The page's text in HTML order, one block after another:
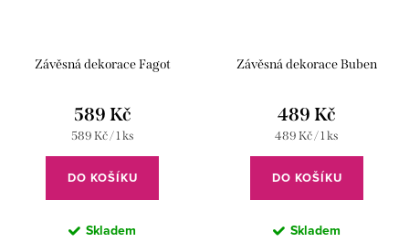
Závěsná dekorace Fagot
589 Kč
Měrná
cena:
589 Kč / 1 ks
DO KOŠÍKU
Skladem
Závěsná dekorace Buben
489 Kč
Měrná
cena:
489 Kč / 1 ks
DO KOŠÍKU
Skladem